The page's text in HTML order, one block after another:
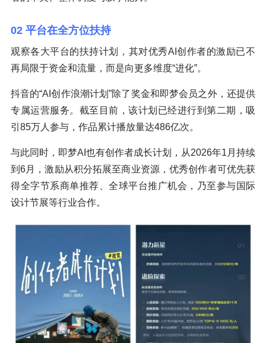
02 平台在全方位扶持
观察各大平台的扶持计划，其对优秀AI创作者的激励已不
再局限于资金和流量，而是向更多维度“进化”。
抖音的“AI创作浪潮计划”除了奖金和即梦会员之外，还提供
专属运营服务。截至目前，该计划已经进行到第二期，吸
引85万人参与，作品累计播放量达486亿次。
与此同时，即梦AI也有创作者成长计划，从2026年1月持续
到6月，激励从积分拓展至商业资源，优秀创作者可优先获
得全字节系商单推荐、全球平台推广机会，乃至参与国际
设计节展等行业合作。